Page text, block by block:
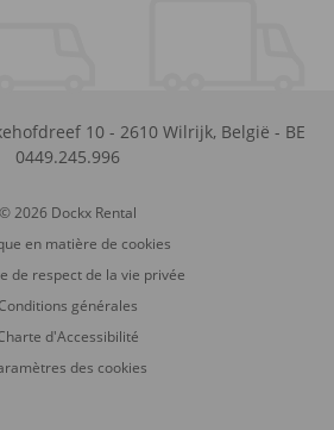
10 - 2610 Wilrijk, België - BE
0449.245.996
© 2026 Dockx Rental
en matière de cookies
de respect de la vie privée
Conditions générales
d'Accessibilité
des cookies